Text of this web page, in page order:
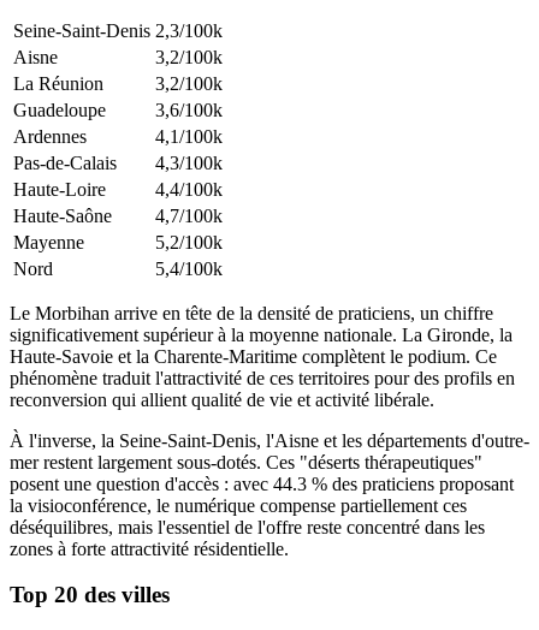
Seine-Saint-Denis 2,3/100k
Aisne
3,2/100k
La Réunion
3,2/100k
Guadeloupe
3,6/100k
Ardennes
4,1/100k
Pas-de-Calais
4,3/100k
Haute-Loire
4,4/100k
Haute-Saône
4,7/100k
Mayenne
5,2/100k
Nord
5,4/100k
Le Morbihan arrive en tête de la densité de praticiens, un chiffre
significativement supérieur à la moyenne nationale. La Gironde, la
Haute-Savoie et la Charente-Maritime complètent le podium. Ce
phénomène traduit l'attractivité de ces territoires pour des profils en
reconversion qui allient qualité de vie et activité libérale.
À l'inverse, la Seine-Saint-Denis, l'Aisne et les départements d'outre-
mer restent largement sous-dotés. Ces "déserts thérapeutiques"
posent une question d'accès : avec 44.3 % des praticiens proposant
la visioconférence, le numérique compense partiellement ces
déséquilibres, mais l'essentiel de l'offre reste concentré dans les
zones à forte attractivité résidentielle.
Top 20 des villes